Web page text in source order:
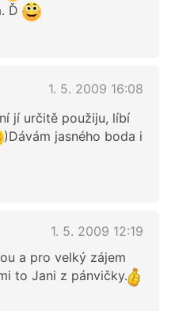
Ď
1. 5. 2009 16:08
jí určitě použiju, líbí
)Dávám jasného boda i
1. 5. 2009 12:19
a pro velký zájem
to Jani z pánvičky.